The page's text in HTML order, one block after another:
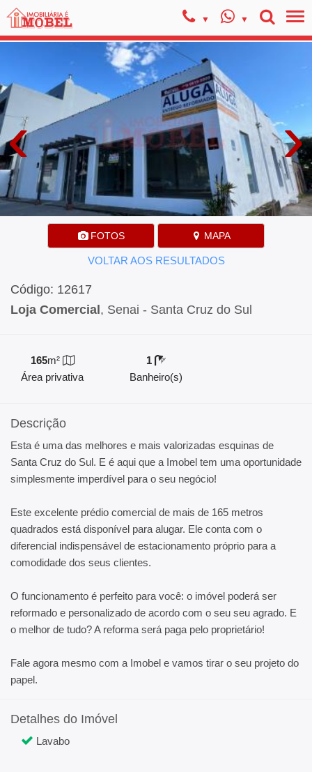
‹ ›
FOTOS MAPA
VOLTAR AOS RESULTADOS
Código: 12617
Loja Comercial , Senai - Santa Cruz do Sul
165m²
Área privativa
1
Banheiro(s)
Descrição
Esta é uma das melhores e mais valorizadas esquinas de
Santa Cruz do Sul. E é aqui que a Imobel tem uma oportunidade
simplesmente imperdível para o seu negócio!
Este excelente prédio comercial de mais de 165 metros
quadrados está disponível para alugar. Ele conta com o
diferencial indispensável de estacionamento próprio para a
comodidade dos seus clientes.
O funcionamento é perfeito para você: o imóvel poderá ser
reformado e personalizado de acordo com o seu seu agrado. E
o melhor de tudo? A reforma será paga pelo proprietário!
Fale agora mesmo com a Imobel e vamos tirar o seu projeto do
papel.
Detalhes do Imóvel
Lavabo